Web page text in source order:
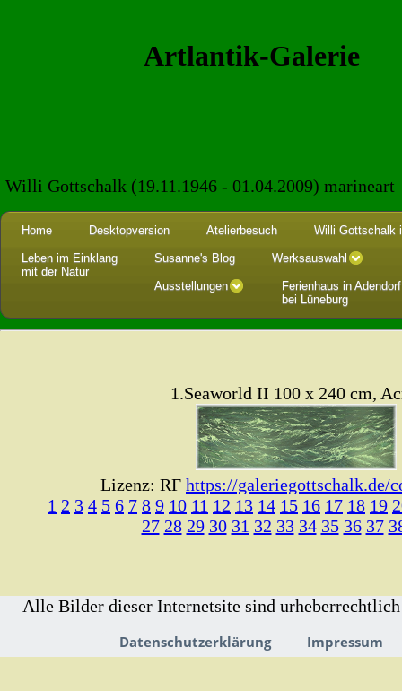
Artlantik-Galerie
Willi Gottschalk (19.11.1946 - 01.04.2009)
Home Desktopversion Atelierbesuch Willi Gottschalk
Leben im Einklang
mit der Natur
Susanne's Blog Werksauswahl
Ausstellungen
Ferienhaus in Adendorf
bei Lüneburg
1.Seaworld II 100 x 240 cm,
Lizenz: RF https://galeriegottschalk.de/
1 2 3 4 5 6 7 8 9 10 11 12 13 14 15 16 17 18 19
27 28 29 30 31 32 33 34 35 36 37
Alle Bilder dieser Internetsite sind
Datenschutzerklärung Impressum